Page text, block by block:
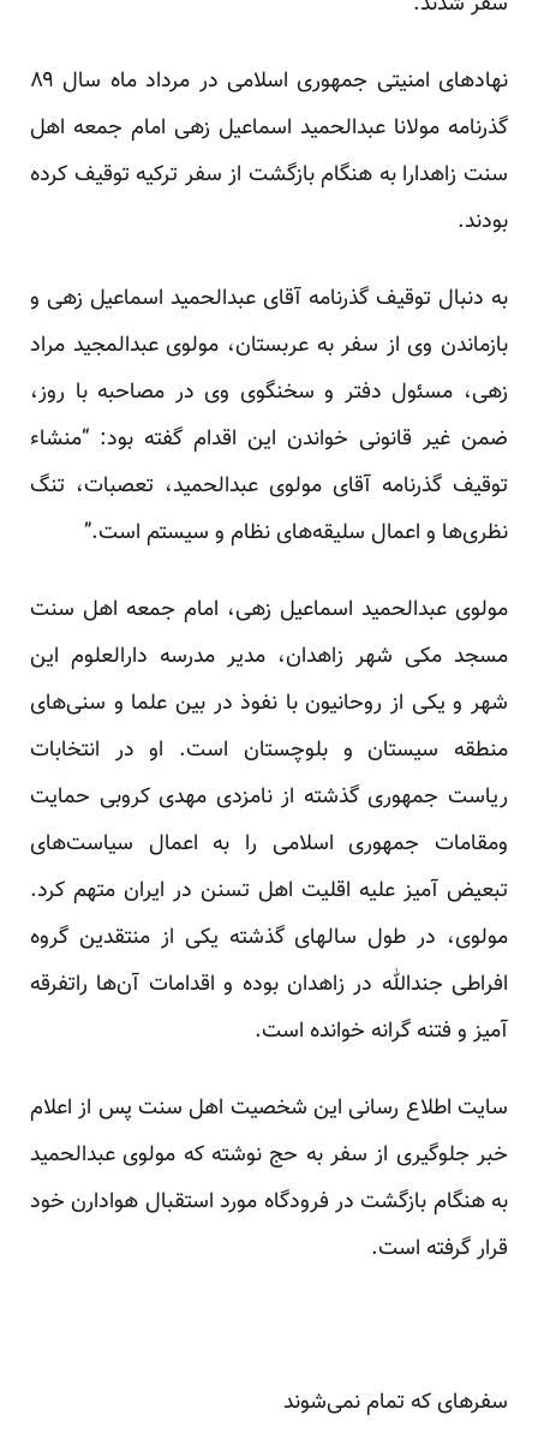
نهاد‌های امنیتی جمهوری اسلامی در مرداد ماه سال ۸۹
گذرنامه مولانا عبدالحمید اسماعیل زهی امام جمعه اهل
سنت زاهدارا به هنگام بازگشت از سفر ترکیه توقیف کرده
بودند.
به دنبال توقیف گذرنامه آقای عبدالحمید اسماعیل زهی و
بازماندن وی از سفر به عربستان، مولوی عبدالمجید مراد
زهی، مسئول دفتر و سخنگوی وی در مصاحبه با روز،
ضمن غیر قانونی خواندن این اقدام گفته بود: “منشاء
توقیف گذرنامه آقای مولوی عبدالحمید، تعصبات، تنگ
نظری‌ها و اعمال سلیقه‌های نظام و سیستم است.”
مولوی عبدالحمید اسماعیل ­زهی، امام جمعه اهل سنت
مسجد مکی شهر زاهدان، مدیر مدرسه دارالعلوم این
شهر و یکی از روحانیون با نفوذ در بین علما و سنی‌های
منطقه سیستان و بلوچستان است. او در انتخابات
ریاست جمهوری گذشته از نامزدی مهدی کروبی حمایت
ومقامات جمهوری اسلامی را به اعمال سیاست‌های
تبعیض آمیز علیه اقلیت اهل تسنن در ایران متهم کرد.
مولوی، در طول سالهای گذشته یکی از منتقدین گروه
افراطی جندالله در زاهدان بوده و اقدامات آن‌ها راتفرقه
آمیز و فتنه گرانه خوانده است.
سایت اطلاع رسانی این شخصیت اهل سنت پس از اعلام
خبر جلوگیری از سفر به حج نوشته که مولوی عبدالحمید
به هنگام بازگشت در فرودگاه مورد استقبال هوادارن خود
قرار گرفته است.
سفرهای که تمام نمی‌شوند